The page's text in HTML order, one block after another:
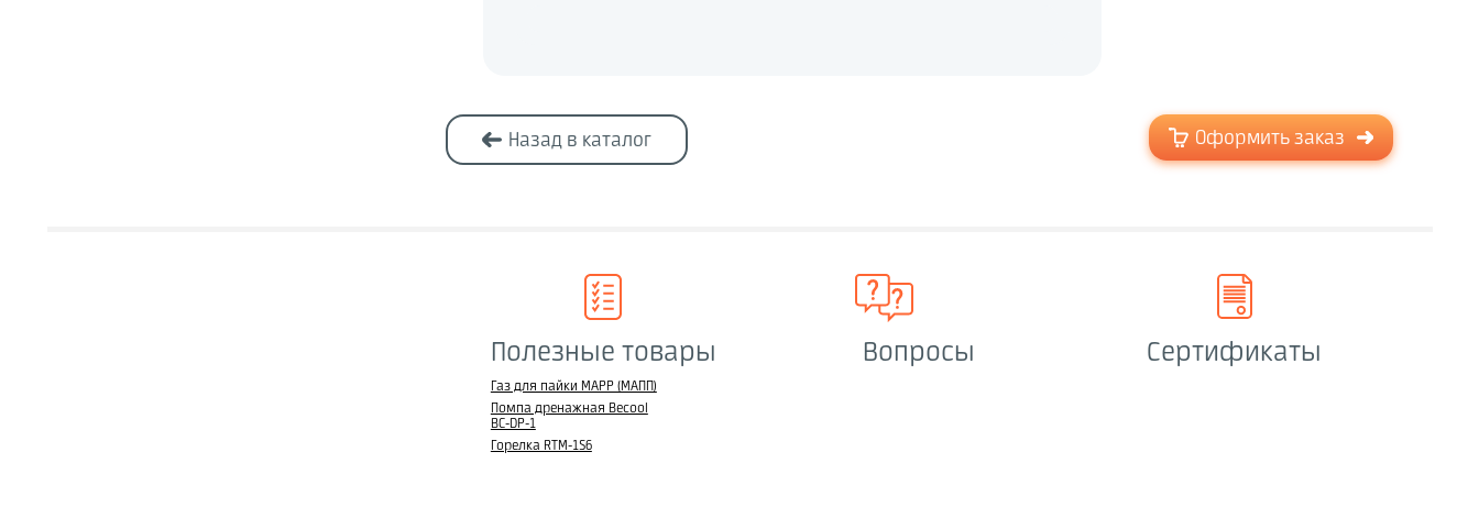
Назад в каталог Оформить заказ
Полезные товары
Газ для пайки MAPP (МАПП)
Помпа дренажная Becool
BC-DP-1
Горелка RTM-1S6
Вопросы Сертификаты